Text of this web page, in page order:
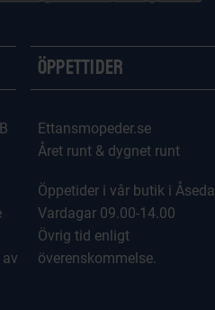
Öppettider
Ettansmopeder.se
Året runt & dygnet runt
Öppetider i vår butik i Åseda
Vardagar 09.00-14.00
Övrig tid enligt
överenskommelse.